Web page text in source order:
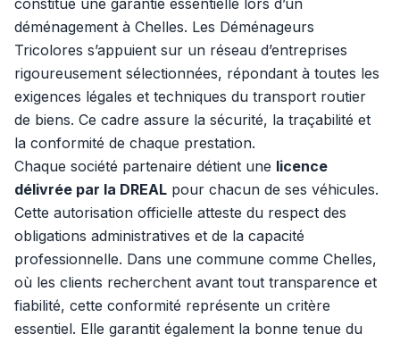
constitue une garantie essentielle lors d’un
déménagement à Chelles. Les Déménageurs
Tricolores s’appuient sur un réseau d’entreprises
rigoureusement sélectionnées, répondant à toutes les
exigences légales et techniques du transport routier
de biens. Ce cadre assure la sécurité, la traçabilité et
la conformité de chaque prestation.
Chaque société partenaire détient une licence
délivrée par la DREAL pour chacun de ses véhicules.
Cette autorisation officielle atteste du respect des
obligations administratives et de la capacité
professionnelle. Dans une commune comme Chelles,
où les clients recherchent avant tout transparence et
fiabilité, cette conformité représente un critère
essentiel. Elle garantit également la bonne tenue du